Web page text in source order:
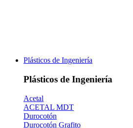
Plásticos de Ingeniería
Plásticos de Ingeniería
Acetal
ACETAL MDT
Durocotón
Durocotón Grafito